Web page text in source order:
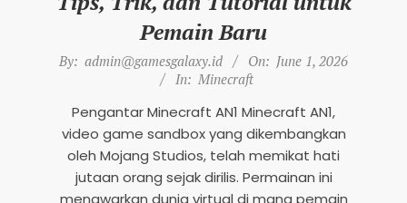
Pemain Baru
2026-
By: admin@gamesgalaxy.id On: June 1, 2026
In: Minecraft
Pengantar Minecraft AN1 Minecraft AN1,
video game sandbox yang dikembangkan
oleh Mojang Studios, telah memikat hati
jutaan orang sejak dirilis. Permainan ini
menawarkan dunia virtual di mana pemain